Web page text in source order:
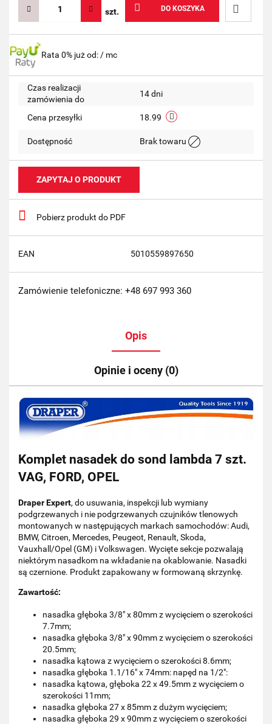
szt. DO KOSZYKA
Do
Rata 0% już od: / mc
Czas realizacji
zamówienia do
14 dni
Cena przesyłki 18.99
Dostępność Brak towaru
ZAPYTAJ O PRODUKT
Pobierz produkt do PDF
EAN 5010559897650
Zamówienie telefoniczne: +48 697 993 360
Opis
Opinie i oceny (0)
Komplet nasadek do sond lambda 7 szt.
VAG, FORD, OPEL
Draper Expert, do usuwania, inspekcji lub wymiany
podgrzewanych i nie podgrzewanych czujników tlenowych
montowanych w następujących markach samochodów: Audi,
BMW, Citroen, Mercedes, Peugeot, Renault, Skoda,
Vauxhall/Opel (GM) i Volkswagen. Wycięte sekcje pozwalają
niektórym nasadkom na wkładanie na okablowanie. Nasadki
są czernione. Produkt zapakowany w formowaną skrzynkę.
Zawartość:
nasadka głęboka 3/8" x 80mm z wycięciem o szerokości
7.7mm;
nasadka głęboka 3/8" x 90mm z wycięciem o szerokości
20.5mm;
nasadka kątowa z wycięciem o szerokości 8.6mm;
nasadka głęboka 1.1/16" x 74mm: napęd na 1/2":
nasadka kątowa, głęboka 22 x 49.5mm z wycięciem o
szerokości 11mm;
nasadka głęboka 27 x 85mm z dużym wycięciem;
nasadka głęboka 29 x 90mm z wycięciem o szerokości